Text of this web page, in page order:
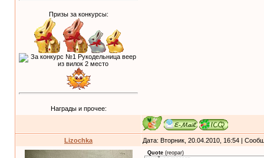
Призы за конкурсы:
Награды и прочее:
Lizochka Дата: Вторник, 20.04.2010, 16:54 |
Quote (reopar)